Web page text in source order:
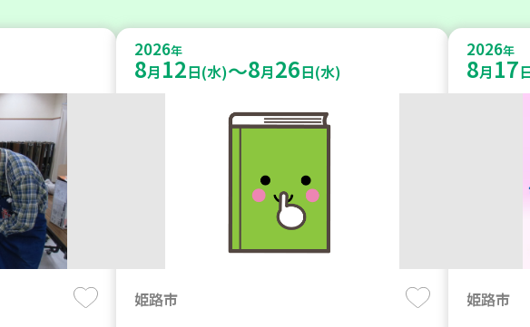
2026年
8月 12日(水)～8月26日(水)
姫路市
2026年
8月 17
姫路市